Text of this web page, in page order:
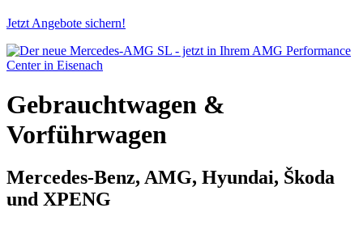
Jetzt Angebote sichern!
Gebrauchtwagen &
Vorführwagen
Mercedes-Benz, AMG, Hyundai, Škoda
und XPENG